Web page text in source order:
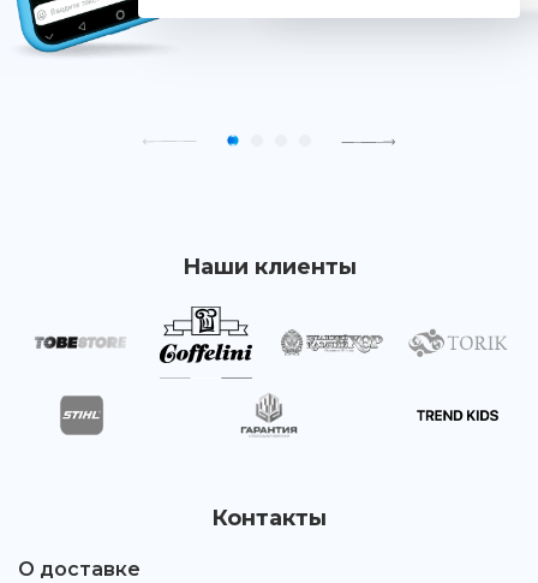
Наши клиенты
Контакты
О доставке